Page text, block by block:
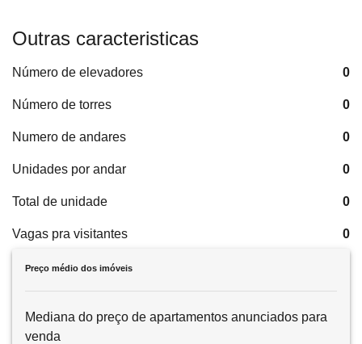
Outras caracteristicas
Número de elevadores 0
Número de torres 0
Numero de andares 0
Unidades por andar 0
Total de unidade 0
Vagas pra visitantes 0
Preço médio dos imóveis
Mediana do preço de apartamentos anunciados para
venda